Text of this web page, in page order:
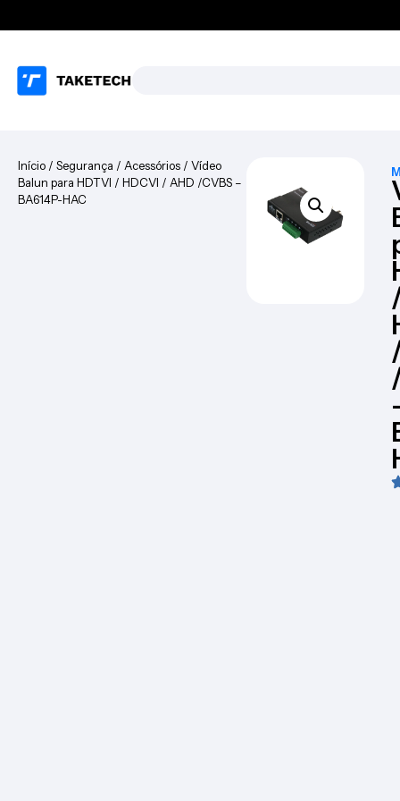
Início / Segurança / Acessórios / Vídeo
Balun para HDTVI / HDCVI / AHD /CVBS –
BA614P-HAC